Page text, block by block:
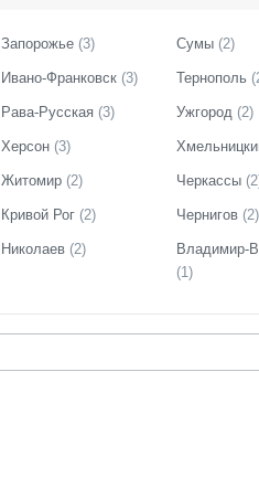
Запорожье (3)
Ивано-Франковск (3)
Рава-Русская (3)
Херсон (3)
Житомир (2)
Кривой Рог (2)
Николаев (2)
Сумы (2)
Тернополь (
Ужгород (2)
Черкассы (2
Чернигов (2)
Владимир-
(1)